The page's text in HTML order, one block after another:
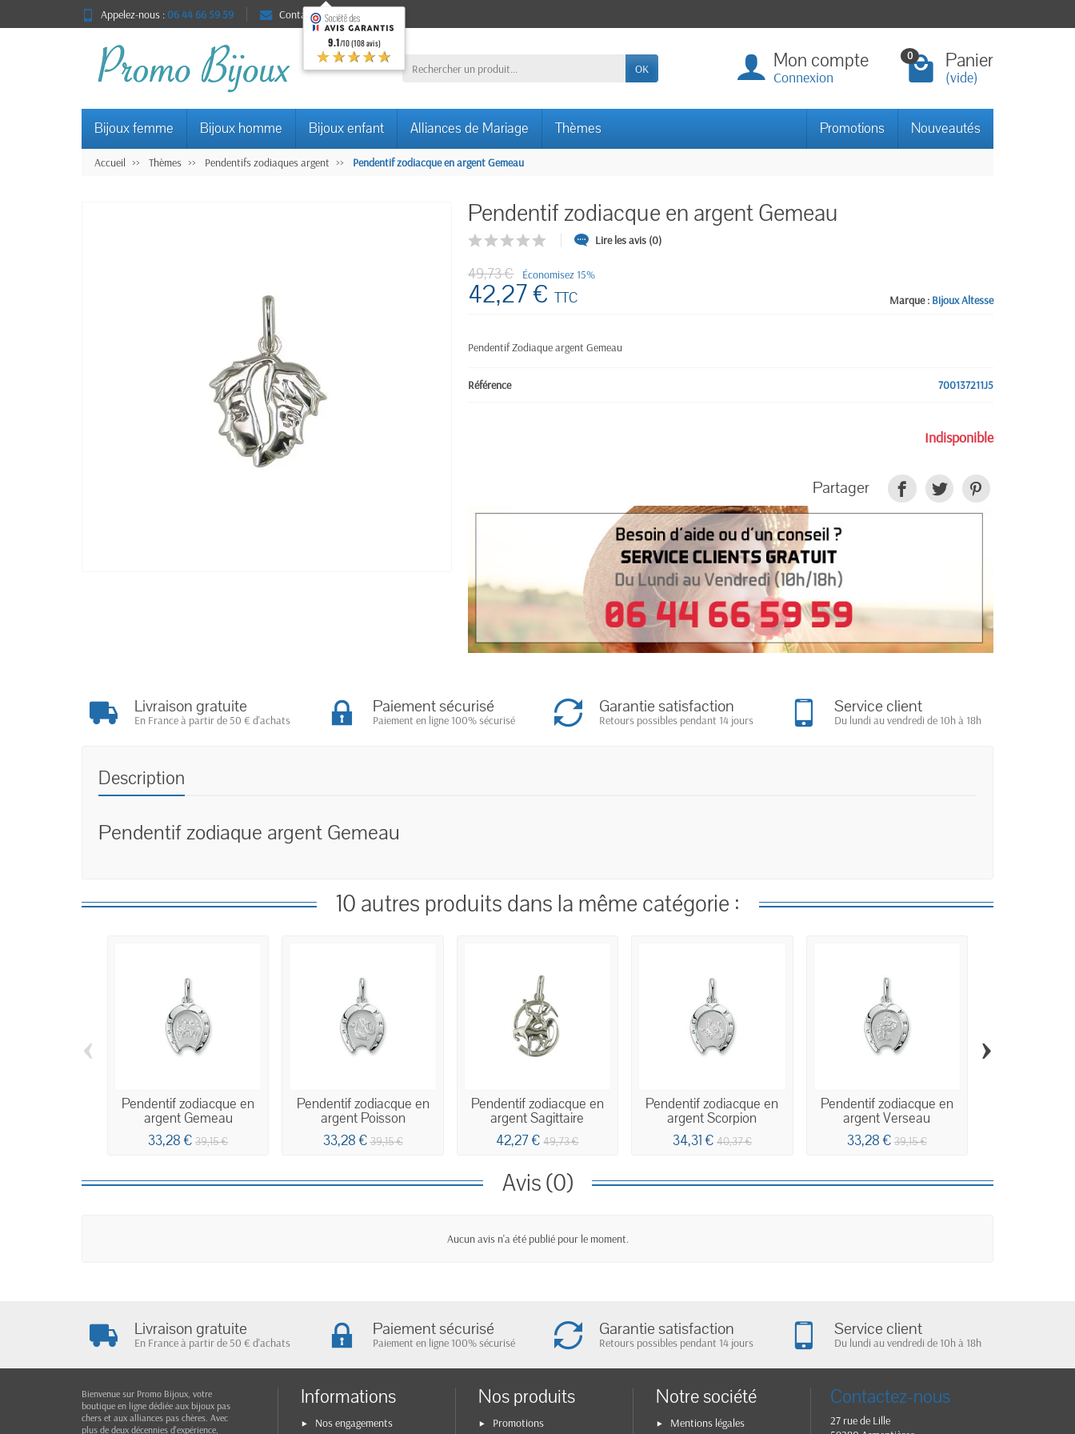
Appelez-nous : 06 44 66 59 59 Contact
OK Mon compte
Connexion
0 Panier
(vide)
Bijoux femme Bijoux homme Bijoux enfant Alliances de Mariage Thèmes Promotions Nouveautés
Accueil Thèmes Pendentifs zodiaques argent Pendentif zodiacque en argent Gemeau
Pendentif zodiacque en argent Gemeau
Lire les avis (0)
Marque : Bijoux Altesse
49,73 € Économisez 15%
42,27 €TTC
Pendentif Zodiaque argent Gemeau
Référence 700137211J5
Indisponible
Partager
Livraison gratuite
En France à partir de 50 € d'achats
Paiement sécurisé
Paiement en ligne 100% sécurisé
Garantie satisfaction
Retours possibles pendant 14 jours
Service client
Du lundi au vendredi de 10h à 18h
Description
Pendentif zodiaque argent Gemeau
10 autres produits dans la même catégorie :
Pendentif zodiacque en
argent Gemeau
33,28 € 39,15 €
Pendentif zodiacque en
argent Poisson
33,28 €39,15 €
Pendentif zodiacque en
argent Sagittaire
42,27 € 49,73 €
Pendentif zodiacque en
argent Scorpion
34,31 € 40,37 €
Pendentif zodiacque en
argent Verseau
33,28 € 39,15 €
‹ ›
Avis (0)
Aucun avis n'a été publié pour le moment.
Livraison gratuite
En France à partir de 50 € d'achats
Paiement sécurisé
Paiement en ligne 100% sécurisé
Garantie satisfaction
Retours possibles pendant 14 jours
Service client
Du lundi au vendredi de 10h à 18h
Bienvenue sur Promo Bijoux, votre
boutique en ligne dédiée aux bijoux pas
chers et aux alliances pas chères. Avec
plus de deux décennies d'expérience,
Informations
Nos engagements
Nos produits
Promotions
Notre société
Mentions légales
Contactez-nous
27 rue de Lille
9.1/10 (108 avis)
★★★★★